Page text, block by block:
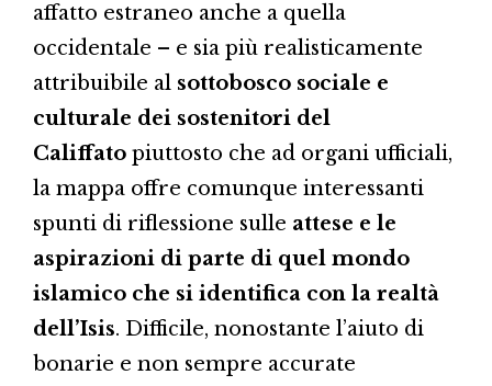
affatto estraneo anche a quella
occidentale – e sia più realisticamente
attribuibile al sottobosco sociale e
culturale dei sostenitori del
Califfato piuttosto che ad organi ufficiali,
la mappa offre comunque interessanti
spunti di riflessione sulle attese e le
aspirazioni di parte di quel mondo
islamico che si identifica con la realtà
dell’Isis. Difficile, nonostante l’aiuto di
bonarie e non sempre accurate